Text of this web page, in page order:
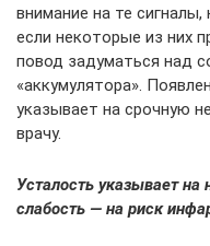
внимание на те
если некоторые из них
повод задуматься над
«аккумулятора».
указывает на срочную
врачу.
Усталость указывает на
слабость — на риск